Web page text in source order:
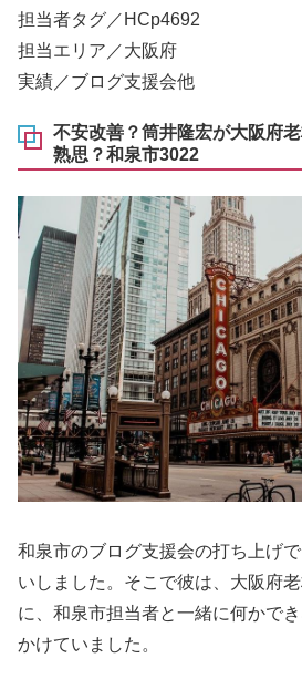
担当者タグ／HCp4692
担当エリア／大阪府
実績／ブログ支援会他
不安改善？筒井隆宏が大阪府
熟思？和泉市3022
和泉市のブログ支援会の打ち上げ
いしました。そこで彼は、大阪府
に、和泉市担当者と一緒に何かで
かけていました。